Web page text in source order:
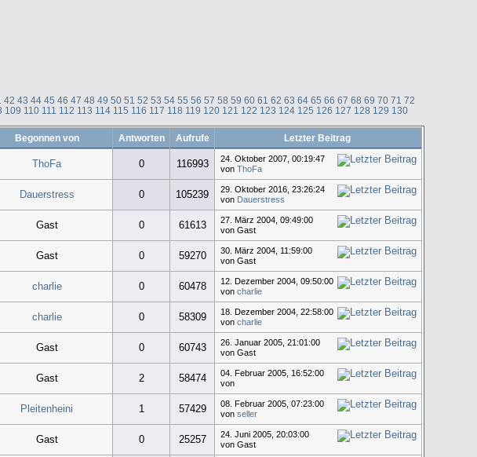
42 43 44 45 46 47 48 49 50 51 52 53 54 55 56 57 58 59 60 61 62 63 64 65 66 67 68 69 70 71 72
109 110 111 112 113 114 115 116 117 118 119 120 121 122 123 124 125 126 127 128 129 130
Begonnen von Antworten Aufrufe Letzter Beitrag
ThoFa 0 116993
24. Oktober 2007, 00:19:47
von ThoFa
Dauerstress 0 105239
29. Oktober 2016, 23:26:24
von Dauerstress
Gast 0 61613
27. März 2004, 09:49:00
von Gast
Gast 0 59270
30. März 2004, 11:59:00
von Gast
charlie 0 60478
12. Dezember 2004, 09:50:00
von charlie
charlie 0 58309
18. Dezember 2004, 22:58:00
von charlie
Gast 0 60743
26. Januar 2005, 21:01:00
von Gast
Gast 2 58474
04. Februar 2005, 16:52:00
von
Pleitenheini 1 57429
08. Februar 2005, 07:23:00
von seller
Gast 0 25257
24. Juni 2005, 20:03:00
von Gast